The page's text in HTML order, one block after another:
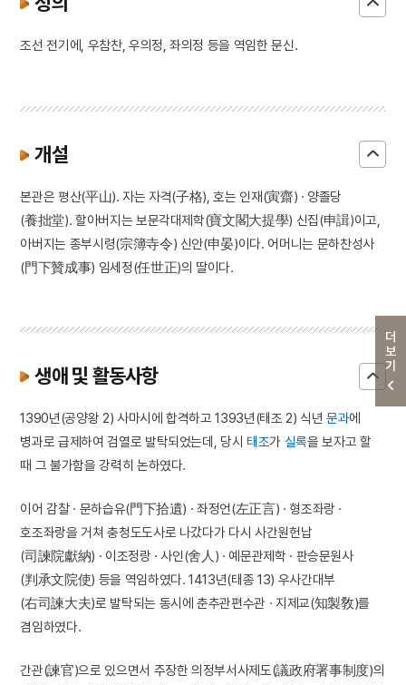
더보기
조선 전기에, 우참찬, 우의정, 좌의정 등을 역임한 문신.
개설
본관은 평산(平山). 자는 자격(子格), 호는 인재(寅齋) · 양졸당
(養拙堂). 할아버지는 보문각대제학(寶文閣大提學) 신집(申諿)이고,
아버지는 종부시령(宗簿寺令) 신안(申晏)이다. 어머니는 문하찬성사
(門下贊成事) 임세정(任世正)의 딸이다.
생애 및 활동사항
1390년(공양왕 2) 사마시에 합격하고 1393년(태조 2) 식년문과에
병과로 급제하여 검열로 발탁되었는데, 당시 태조가 실록을 보자고 할
때 그 불가함을 강력히 논하였다.
이어 감찰 · 문하습유(門下拾遺) · 좌정언(左正言) · 형조좌랑 ·
호조좌랑을 거쳐 충청도도사로 나갔다가 다시 사간원헌납
(司諫院獻納) · 이조정랑 · 사인(舍人) · 예문관제학 · 판승문원사
(判承文院使) 등을 역임하였다. 1413년(태종 13) 우사간대부
(右司諫大夫)로 발탁되는 동시에 춘추관편수관 · 지제교(知製敎)를
겸임하였다.
간관(諫官)으로 있으면서 주장한 의정부서사제도(議政府署事制度)의